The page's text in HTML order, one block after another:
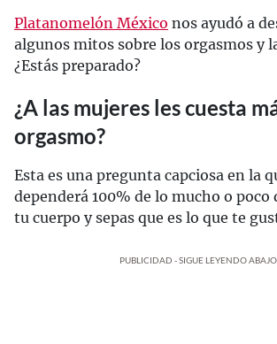
Platanomelón México nos ayudó a
algunos mitos sobre los orgasmos y
¿Estás preparado?
¿A las mujeres les cuesta
orgasmo?
Esta es una pregunta capciosa en la
dependerá 100% de lo mucho o poco
tu cuerpo y sepas que es lo que te
PUBLICIDAD - SIGUE LEYENDO ABAJO